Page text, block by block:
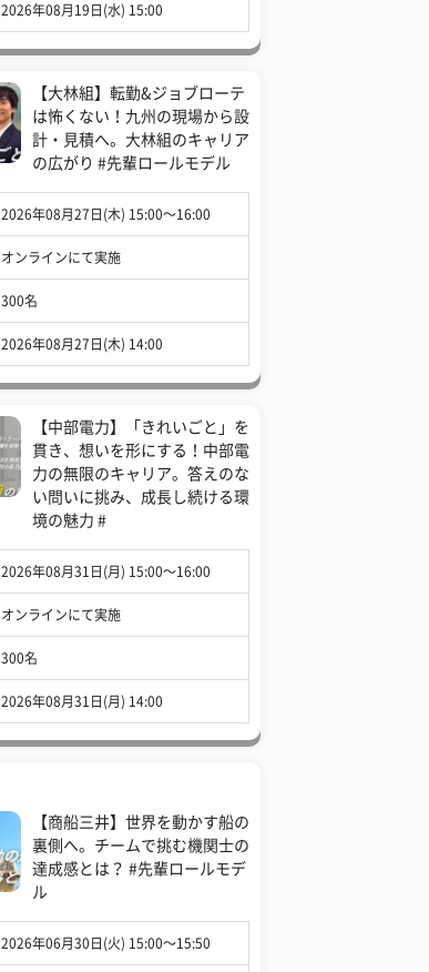
2026年08月19日(水) 15:00
【大林組】転勤&ジョブローテ
は怖くない！九州の現場から設
計・見積へ。大林組のキャリア
の広がり #先輩ロールモデル
2026年08月27日(木) 15:00〜16:00
オンラインにて実施
300名
2026年08月27日(木) 14:00
【中部電力】「きれいごと」を
貫き、想いを形にする！中部電
力の無限のキャリア。答えのな
い問いに挑み、成長し続ける環
境の魅力 #
2026年08月31日(月) 15:00〜16:00
オンラインにて実施
300名
2026年08月31日(月) 14:00
【商船三井】世界を動かす船の
裏側へ。チームで挑む機関士の
達成感とは？ #先輩ロールモデ
ル
2026年06月30日(火) 15:00〜15:50